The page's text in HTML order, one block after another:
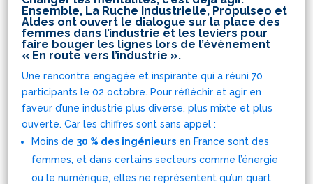
Ensemble, La Ruche Industrielle, Propulseo et
Aldes ont ouvert le dialogue sur la place des
femmes dans l’industrie et les leviers pour
faire bouger les lignes lors de l’évènement
« En route vers l’industrie ».
Une rencontre engagée et inspirante qui a réuni 70
participants le 02 octobre. Pour réfléchir et agir en
faveur d’une industrie plus diverse, plus mixte et plus
ouverte. Car les chiffres sont sans appel :
Moins de30 % des ingénieurs en France sont des
femmes, et dans certains secteurs comme l’énergie
ou le numérique, elles ne représentent qu’un quart